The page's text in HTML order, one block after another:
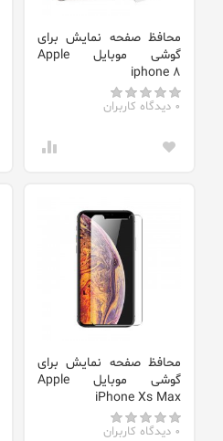
محافظ صفحه نمایش برای
گوشی موبایل Apple
iphone 8
0 دیدگاه کاربران
محافظ صفحه نمایش برای
گوشی موبایل Apple
iPhone Xs Max
0 دیدگاه کاربران